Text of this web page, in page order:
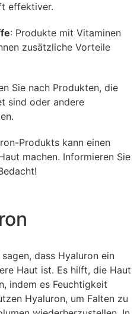
effektiver.
: Produkte mit Vitaminen
zusätzliche Vorteile
Sie nach Produkten, die
sind oder andere
Produkts kann einen
machen. Informieren Sie
dass Hyaluron ein
Haut ist. Es hilft, die Haut
indem es Feuchtigkeit
Hyaluron, um Falten zu